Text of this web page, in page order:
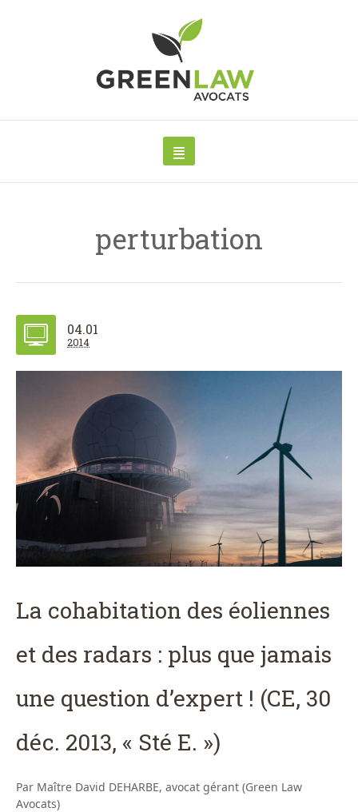
perturbation
04.01
2014
La cohabitation des éoliennes
et des radars : plus que jamais
une question d’expert ! (CE, 30
déc. 2013, « Sté E. »)
Par Maître David DEHARBE, avocat gérant (Green Law
Avocats)